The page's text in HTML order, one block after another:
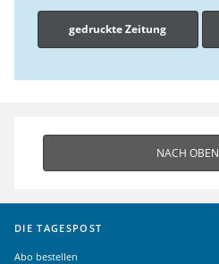
gedruckte Zeitung
NACH OBEN
DIE TAGESPOST
Abo bestellen